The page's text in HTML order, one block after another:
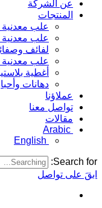
عن الشركة
المنتجات
علب
علب معدنية
لفائف
علب معدنية
أغطية
دهانات
عملاؤنا
تواصل معنا
مقالات
Arabic
English
Search for:
ابقَ على تواصل